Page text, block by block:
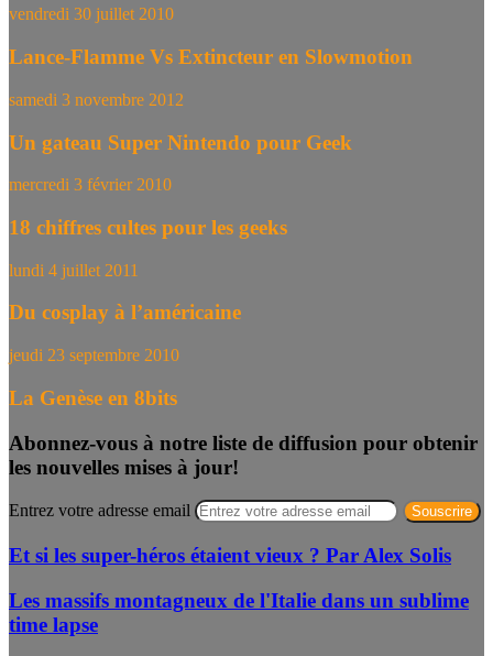
vendredi 30 juillet 2010
Lance-Flamme Vs Extincteur en Slowmotion
samedi 3 novembre 2012
Un gateau Super Nintendo pour Geek
mercredi 3 février 2010
18 chiffres cultes pour les geeks
lundi 4 juillet 2011
Du cosplay à l’américaine
jeudi 23 septembre 2010
La Genèse en 8bits
Abonnez-vous à notre liste de diffusion pour obtenir
les nouvelles mises à jour!
Entrez votre adresse email
Et si les super-héros étaient vieux ? Par Alex Solis
Les massifs montagneux de l'Italie dans un sublime
time lapse